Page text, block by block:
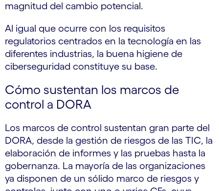
magnitud del cambio potencial.
Al igual que ocurre con los requisitos
regulatorios centrados en la tecnología en las
diferentes industrias, la buena higiene de
ciberseguridad constituye su base.
Cómo sustentan los marcos de
control a DORA
Los marcos de control sustentan gran parte del
DORA, desde la gestión de riesgos de las TIC, la
elaboración de informes y las pruebas hasta la
gobernanza. La mayoría de las organizaciones
ya disponen de un sólido marco de riesgos y